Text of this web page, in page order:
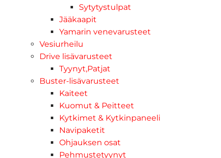
Sytytystulpat
Jääkaapit
Yamarin venevarusteet
Vesiurheilu
Drive lisävarusteet
Tyynyt,Patjat
Buster-lisävarusteet
Kaiteet
Kuomut & Peitteet
Kytkimet & Kytkinpaneeli
Navipaketit
Ohjauksen osat
Pehmustetyynyt